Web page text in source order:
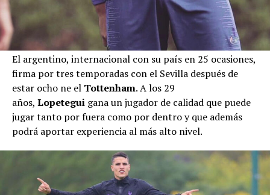
El argentino, internacional con su país en 25 ocasiones,
firma por tres temporadas con el Sevilla después de
estar ocho ne el Tottenham. A los 29
años, Lopetegui gana un jugador de calidad que puede
jugar tanto por fuera como por dentro y que además
podrá aportar experiencia al más alto nivel.